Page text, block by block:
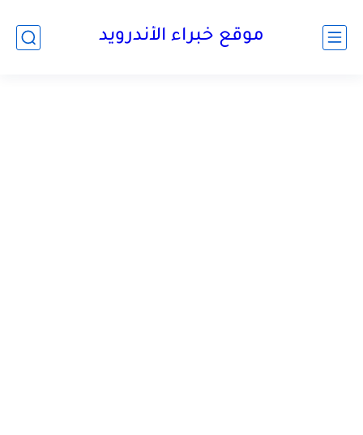
موقع خبراء الأندرويد